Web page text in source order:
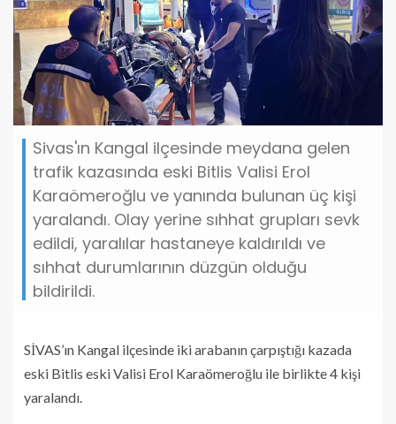
Sivas'ın Kangal ilçesinde meydana gelen
trafik kazasında eski Bitlis Valisi Erol
Karaömeroğlu ve yanında bulunan üç kişi
yaralandı. Olay yerine sıhhat grupları sevk
edildi, yaralılar hastaneye kaldırıldı ve
sıhhat durumlarının düzgün olduğu
bildirildi.
SİVAS’ın Kangal ilçesinde iki arabanın çarpıştığı kazada
eski Bitlis eski Valisi Erol Karaömeroğlu ile birlikte 4 kişi
yaralandı.